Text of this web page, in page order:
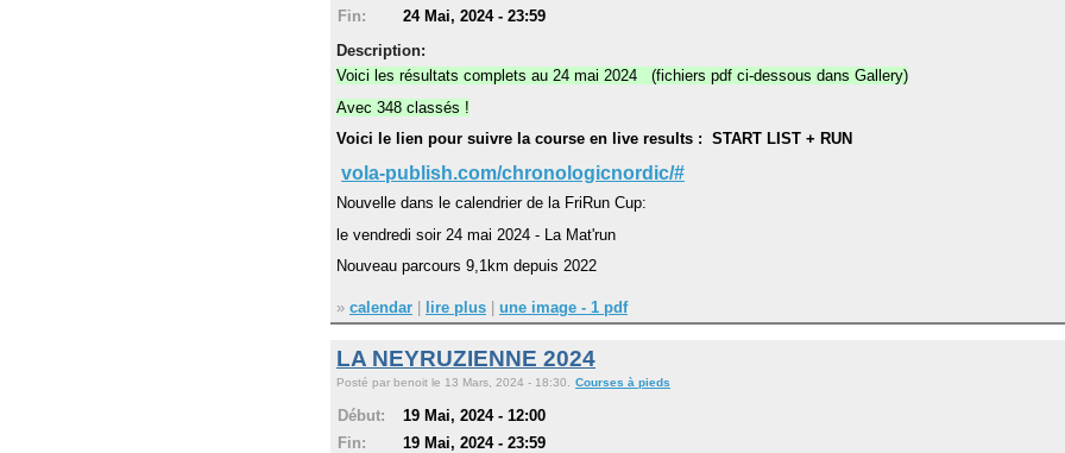
Fin:
24 Mai, 2024 - 23:59
Description:
Voici les résultats complets au 24 mai 2024 (fichiers pdf ci-dessous dans Gallery)
Avec 348 classés !
Voici le lien pour suivre la course en live results : START LIST + RUN
vola-publish.com/chronologicnordic/#
Nouvelle dans le calendrier de la FriRun Cup:
le vendredi soir 24 mai 2024 - La Mat'run
Nouveau parcours 9,1km depuis 2022
» calendar lire plus une image - 1 pdf
LA NEYRUZIENNE 2024
Posté par benoit le 13 Mars, 2024 - 18:30. Courses à pieds
Début:
19 Mai, 2024 - 12:00
Fin:
19 Mai, 2024 - 23:59